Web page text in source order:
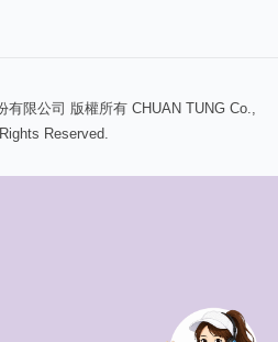
有限公司 版權所有 CHUAN TUNG Co.,
Reserved.